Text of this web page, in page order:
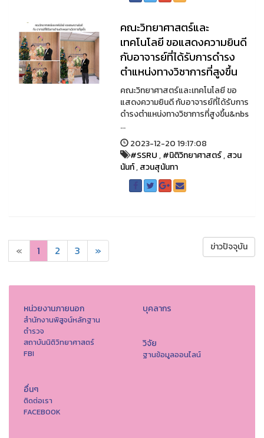
คณะวิทยาศาสตร์และ
เทคโนโลยี ขอแสดงความยินดี
กับอาจารย์ที่ได้รับการดำรง
ตำแหน่งทางวิชาการที่สูงขึ้น
คณะวิทยาศาสตร์และเทคโนโลยี ขอ
แสดงความยินดี กับอาจารย์ที่ได้รับการ
ดำรงตำแหน่งทางวิชาการที่สูงขึ้น&nbs
...
2023-12-20 19:17:08
#SSRU,#นิติวิทยาศาสตร์,สวน
นันท์,สวนสุนันทา
« 1 2 3 » ข่าวปัจจุบัน
หน่วยงานภายนอก
สำนักงานพิสูจน์หลักฐาน
ตำรวจ
สถาบันนิติวิทยาศาสตร์
FBI
บุคลากร
วิจัย
ฐานข้อมูลออนไลน์
อื่นๆ
ติดต่อเรา
FACEBOOK